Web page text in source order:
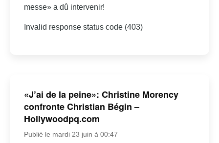
messe» a dû intervenir!
Invalid response status code (403)
«J’ai de la peine»: Christine Morency
confronte Christian Bégin –
Hollywoodpq.com
Publié le mardi 23 juin à 00:47